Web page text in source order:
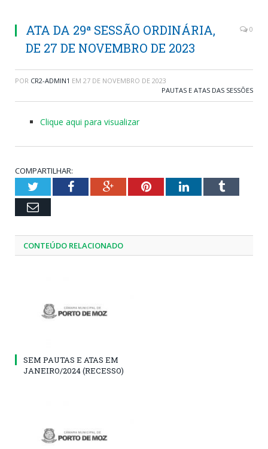
ATA DA 29ª SESSÃO ORDINÁRIA,
DE 27 DE NOVEMBRO DE 2023
0
POR CR2-ADMIN1 EM 27 DE NOVEMBRO DE 2023
PAUTAS E ATAS DAS SESSÕES
Clique aqui para visualizar
COMPARTILHAR:
TwitterFacebookGoogle+PinterestLinkedInTumblr
Email
CONTEÚDO RELACIONADO
SEM PAUTAS E ATAS EM
JANEIRO/2024 (RECESSO)